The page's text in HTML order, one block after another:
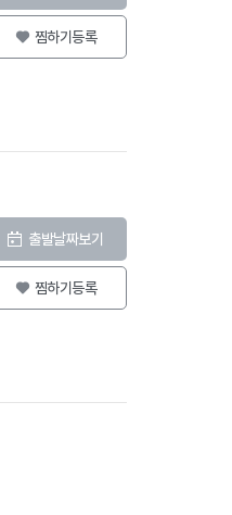
찜하기등록
출발날짜보기
찜하기등록